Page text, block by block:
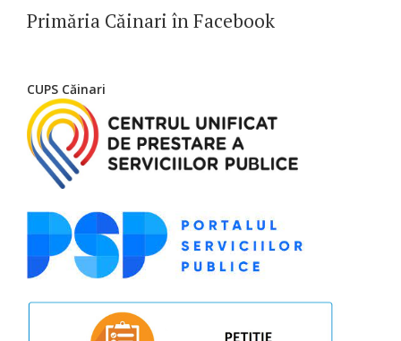
Primăria Căinari în Facebook
CUPS Căinari